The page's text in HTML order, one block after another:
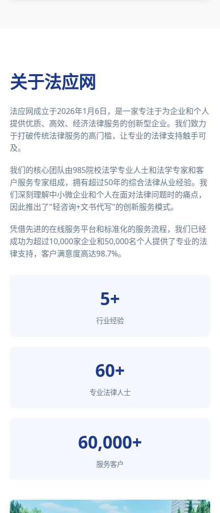
关于法应网
法应网成立于2026年1月6日，是一家专注于为企业和个人
提供优质、高效、经济法律服务的创新型企业。我们致力
于打破传统法律服务的高门槛，让专业的法律支持触手可
及。
我们的核心团队由985院校法学专业人士和法学专家和客
户服务专家组成，拥有超过50年的综合法律从业经验。我
们深刻理解中小微企业和个人在面对法律问题时的痛点，
因此推出了"轻咨询+文书代写"的创新服务模式。
凭借先进的在线服务平台和标准化的服务流程，我们已经
成功为超过10,000家企业和50,000名个人提供了专业的法
律支持，客户满意度高达98.7%。
5+
行业经验
60+
专业法律人士
60,000+
服务客户